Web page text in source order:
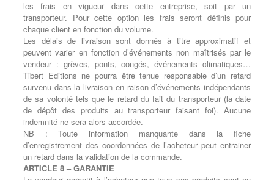
les frais en vigueur dans cette entreprise, soit par un
transporteur. Pour cette option les frais seront définis pour
chaque client en fonction du volume.
Les délais de livraison sont donnés à titre approximatif et
peuvent varier en fonction d’événements non maîtrisés par le
vendeur : grèves, ponts, congés, événements climatiques…
Tibert Editions ne pourra être tenue responsable d’un retard
survenu dans la livraison en raison d’événements indépendants
de sa volonté tels que le retard du fait du transporteur (la date
de dépôt des produits au transporteur faisant foi). Aucune
indemnité ne sera alors accordée.
NB : Toute information manquante dans la fiche
d’enregistrement des coordonnées de l’acheteur peut entrainer
un retard dans la validation de la commande.
ARTICLE 8 – GARANTIE